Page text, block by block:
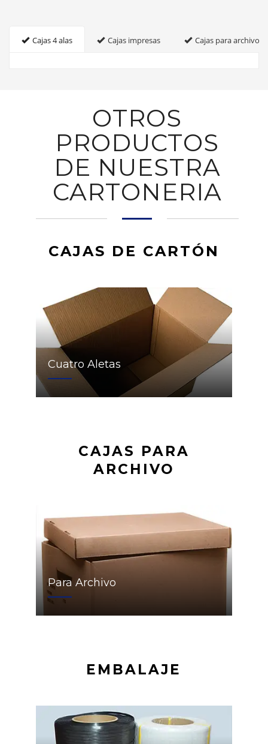
Cajas 4 alas Cajas impresas Cajas para archivo
OTROS
PRODUCTOS
DE NUESTRA
CARTONERIA
CAJAS DE CARTÓN
Cuatro Aletas
CAJAS PARA
ARCHIVO
Para Archivo
EMBALAJE